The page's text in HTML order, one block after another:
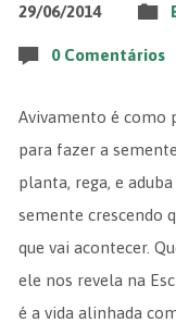
29/06/2014
0 Comentários
Avivamento é como
para fazer a
planta, rega, e
semente crescendo
que vai acontecer.
ele nos revela na
é a vida alinhada